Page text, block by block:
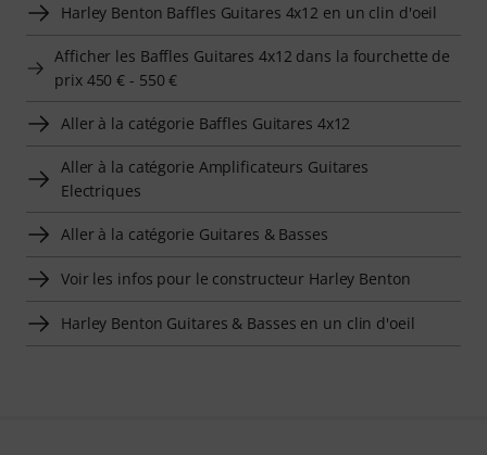
Harley Benton Baffles Guitares 4x12 en un clin d'oeil
Afficher les Baffles Guitares 4x12 dans la fourchette de
prix 450 € - 550 €
Aller à la catégorie Baffles Guitares 4x12
Aller à la catégorie Amplificateurs Guitares
Electriques
Aller à la catégorie Guitares & Basses
Voir les infos pour le constructeur Harley Benton
Harley Benton Guitares & Basses en un clin d'oeil